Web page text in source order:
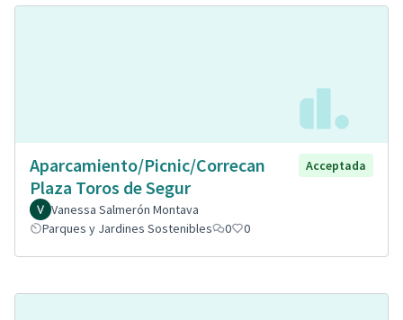
Aparcamiento/Picnic/Correcan
Plaza Toros de Segur
Acceptada
Vanessa Salmerón Montava
Parques y Jardines Sostenibles
0 0